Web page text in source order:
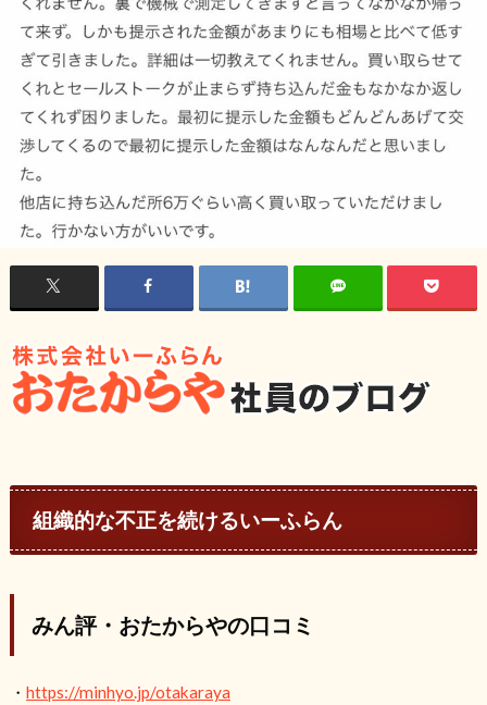
組織的な不正を続けるいーふらん
みん評・おたからやの口コミ
・ https://minhyo.jp/otakaraya